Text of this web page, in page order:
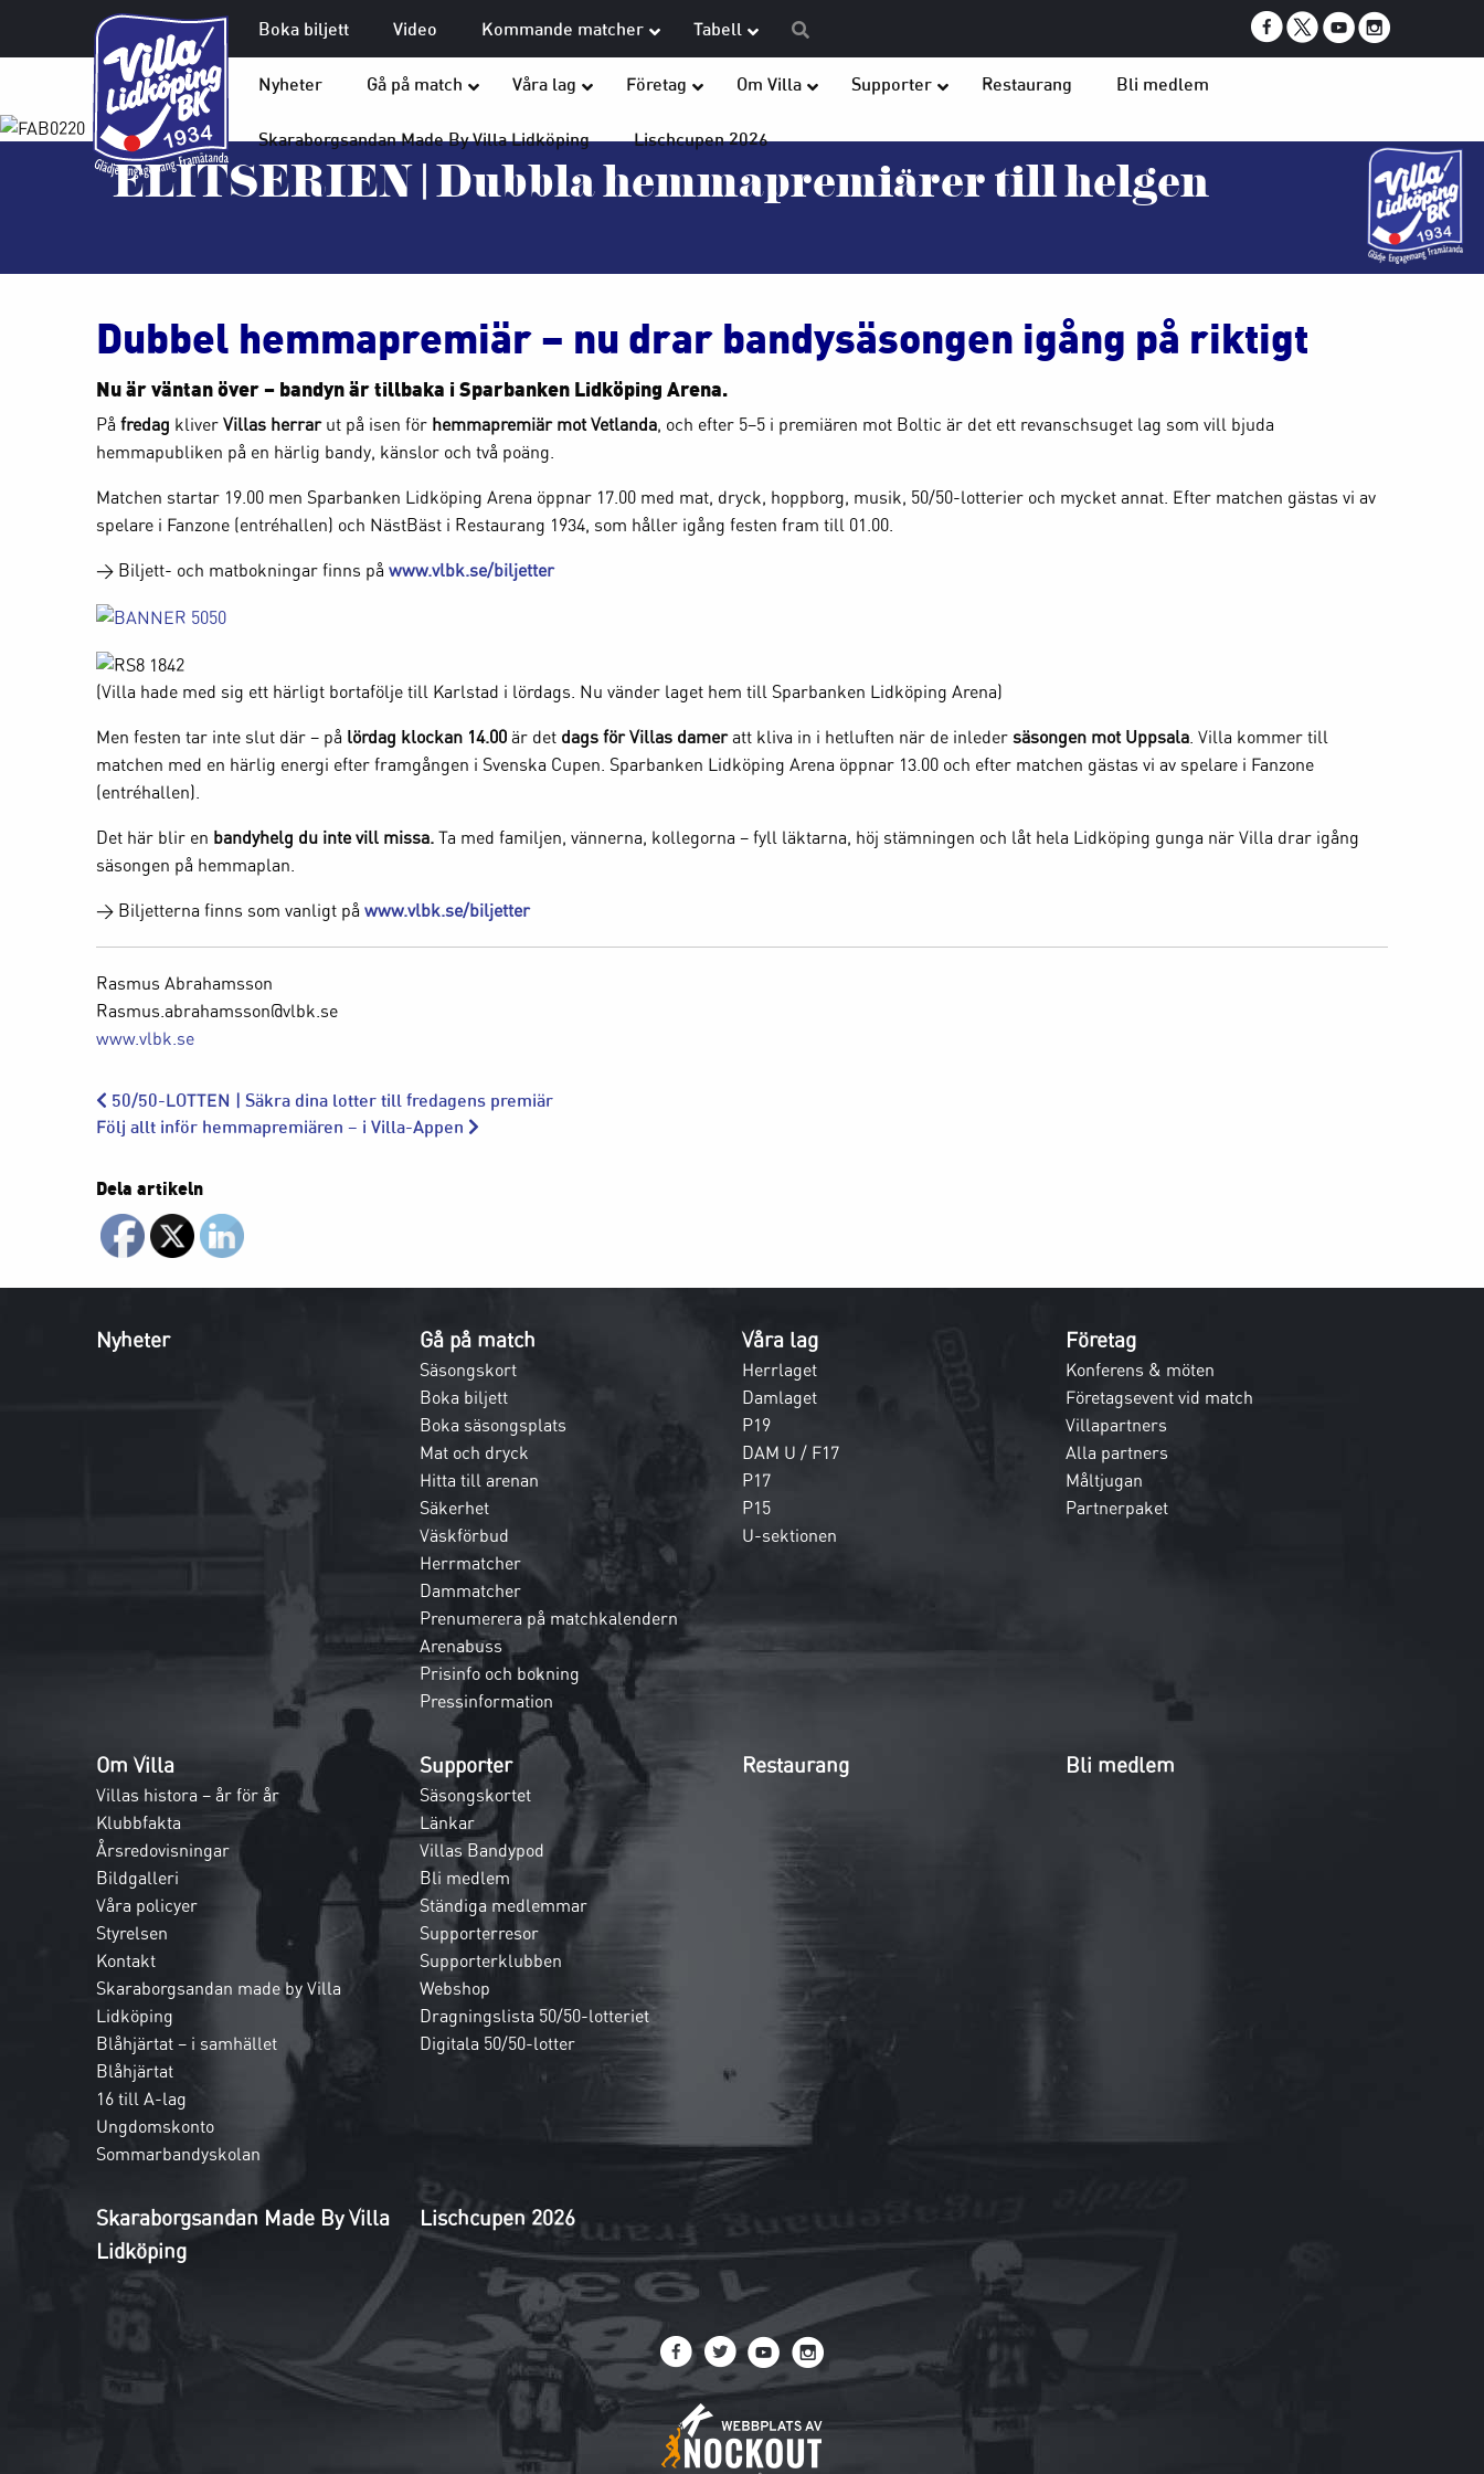
Boka biljett Video Kommande matcher Tabell
Nyheter Gå på match Våra lag Företag Om Villa Supporter Restaurang Bli medlem
Skaraborgsandan Made By Villa Lidköping Lischcupen 2026
ELITSERIEN | Dubbla hemmapremiärer till helgen
Dubbel hemmapremiär – nu drar bandysäsongen igång på riktigt
Nu är väntan över – bandyn är tillbaka i Sparbanken Lidköping Arena.
På fredag kliver Villas herrarut på isen för hemmapremiär mot Vetlanda, och efter 5–5 i premiären mot Boltic är det ett revanschsuget lag som vill bjuda
hemmapubliken på en härlig bandy, känslor och två poäng.
Matchen startar 19.00 men Sparbanken Lidköping Arena öppnar 17.00 med mat, dryck, hoppborg, musik, 50/50-lotterier och mycket annat. Efter matchen gästas vi av
spelare i Fanzone (entréhallen) och NästBäst i Restaurang 1934, som håller igång festen fram till 01.00.
> Biljett- och matbokningar finns på www.vlbk.se/biljetter
(Villa hade med sig ett härligt bortafölje till Karlstad i lördags. Nu vänder laget hem till Sparbanken Lidköping Arena)
Men festen tar inte slut där – på lördag klockan 14.00 är det dags för Villas dameratt kliva in i hetluften när de inleder säsongen mot Uppsala . Villa kommer till
matchen med en härlig energi efter framgången i Svenska Cupen. Sparbanken Lidköping Arena öppnar 13.00 och efter matchen gästas vi av spelare i Fanzone
(entréhallen).
Det här blir en bandyhelg du inte vill missa. Ta med familjen, vännerna, kollegorna – fyll läktarna, höj stämningen och låt hela Lidköping gunga när Villa drar igång
säsongen på hemmaplan.
> Biljetterna finns som vanligt på www.vlbk.se/biljetter
Rasmus Abrahamsson
Rasmus.abrahamsson@vlbk.se
www.vlbk.se
50/50-LOTTEN | Säkra dina lotter till fredagens premiär
Följ allt inför hemmapremiären – i Villa-Appen
Dela artikeln
Nyheter Gå på match
Säsongskort
Boka biljett
Boka säsongsplats
Mat och dryck
Hitta till arenan
Säkerhet
Väskförbud
Herrmatcher
Dammatcher
Prenumerera på matchkalendern
Arenabuss
Prisinfo och bokning
Pressinformation
Våra lag
Herrlaget
Damlaget
P19
DAM U / F17
P17
P15
U-sektionen
Företag
Konferens & möten
Företagsevent vid match
Villapartners
Alla partners
Måltjugan
Partnerpaket
Om Villa
Villas histora – år för år
Klubbfakta
Årsredovisningar
Bildgalleri
Våra policyer
Styrelsen
Kontakt
Skaraborgsandan made by Villa
Lidköping
Blåhjärtat – i samhället
Blåhjärtat
16 till A-lag
Ungdomskonto
Sommarbandyskolan
Supporter
Säsongskortet
Länkar
Villas Bandypod
Bli medlem
Ständiga medlemmar
Supporterresor
Supporterklubben
Webshop
Dragningslista 50/50-lotteriet
Digitala 50/50-lotter
Restaurang Bli medlem
Skaraborgsandan Made By Villa
Lidköping
Lischcupen 2026